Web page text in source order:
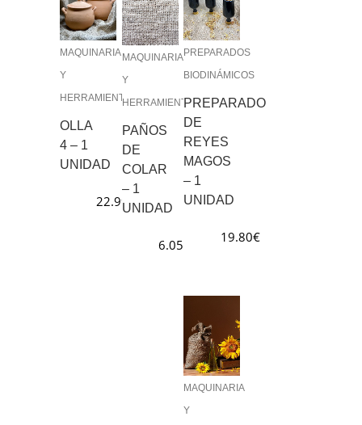
MAQUINARIA
Y
HERRAMIENTAS
OLLA
4 – 1
UNIDAD
22.99€
MAQUINARIA
Y
HERRAMIENTAS
PAÑOS
DE
COLAR
– 1
UNIDAD
6.05
PREPARADOS
BIODINÁMICOS
PREPARADO
DE
REYES
MAGOS
– 1
UNIDAD
19.80€
MAQUINARIA
Y